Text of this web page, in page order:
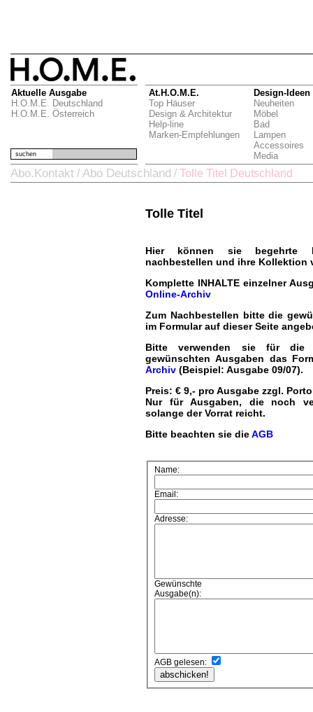
Aktuelle Ausgabe
H.O.M.E. Deutschland
H.O.M.E. Österreich
At.H.O.M.E.
Top Häuser
Design & Architektur
Help-line
Marken-Empfehlungen
Design-Ideen
Neuheiten
Möbel
Bad
Lampen
Accessoires
Media
suchen
Abo.Kontakt / Abo Deutschland / Tolle Titel Deutschland
Tolle Titel
Hier können sie begehrte
nachbestellen und ihre Kollektion
Komplette INHALTE einzelner
Online-Archiv
Zum Nachbestellen bitte die
im Formular auf dieser Seite
Bitte verwenden sie für die
gewünschten Ausgaben das
Archiv (Beispiel: Ausgabe 09/07).
Preis: € 9,- pro Ausgabe zzgl.
Nur für Ausgaben, die noch
solange der Vorrat reicht.
Bitte beachten sie dieAGB
Name:
Email:
Adresse:
Gewünschte
Ausgabe(n):
AGB gelesen: